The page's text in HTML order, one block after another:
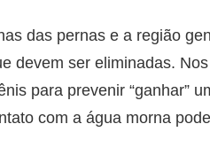
das pernas e a região
devem ser eliminadas.
para prevenir “ganhar”
com a água morna